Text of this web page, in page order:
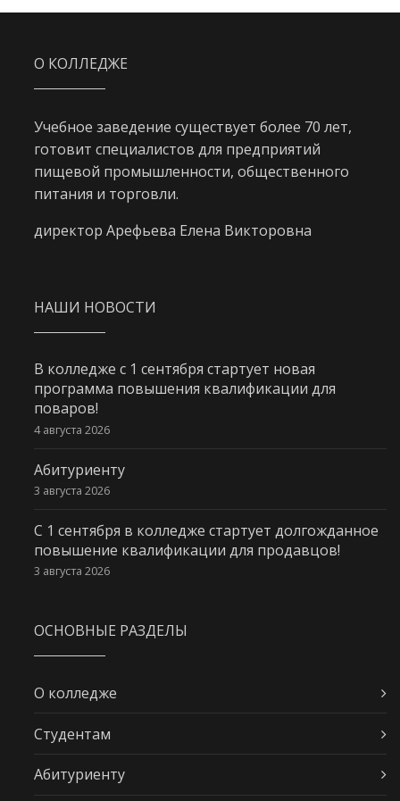
О КОЛЛЕДЖЕ
Учебное заведение существует более 70 лет,
готовит специалистов для предприятий
пищевой промышленности, общественного
питания и торговли.
директор Арефьева Елена Викторовна
НАШИ НОВОСТИ
В колледже с 1 сентября стартует новая
программа повышения квалификации для
поваров!
4 августа 2026
Абитуриенту
3 августа 2026
С 1 сентября в колледже стартует долгожданное
повышение квалификации для продавцов!
3 августа 2026
ОСНОВНЫЕ РАЗДЕЛЫ
О колледже
Студентам
Абитуриенту